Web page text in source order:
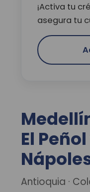
¡Activa tu
asegura tu
El
Antioquia ·